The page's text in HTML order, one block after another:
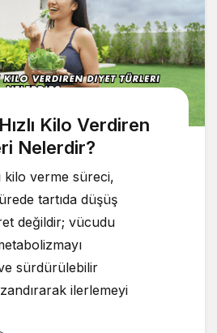
Kilo Verdiren
Nelerdir?
kilo verme süreci,
tartıda düşüş
değildir; vücudu
sürdürülebilir
ilerlemeyi